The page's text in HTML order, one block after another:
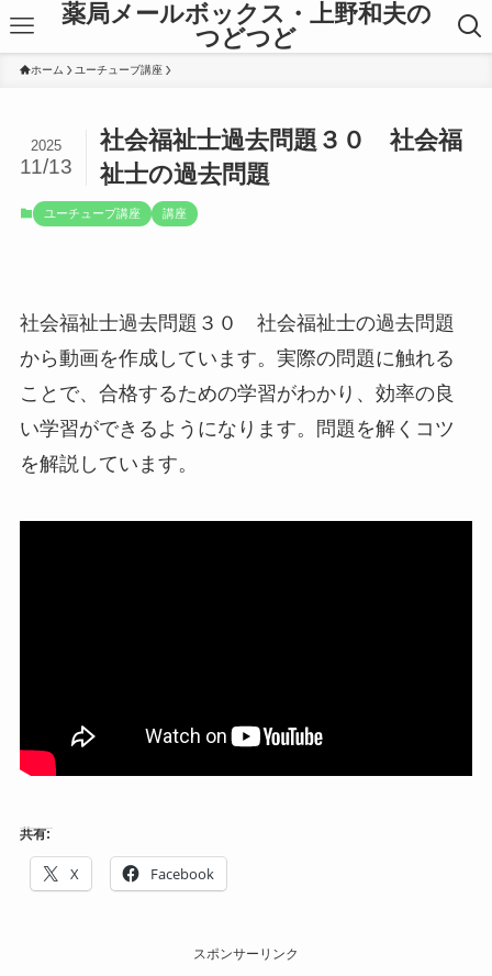
薬局メールボックス・上野和夫の
つどつど
ホーム ユーチューブ講座
社会福祉士過去問題３０ 社会福
祉士の過去問題
2025
11/13
ユーチューブ講座 講座
社会福祉士過去問題３０ 社会福祉士の過去問題
から動画を作成しています。実際の問題に触れる
ことで、合格するための学習がわかり、効率の良
い学習ができるようになります。問題を解くコツ
を解説しています。
共有:
X Facebook
スポンサーリンク